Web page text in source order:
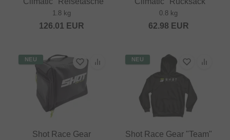
1.8 kg
126.01 EUR
0.8 kg
62.98 EUR
NEU
Shot Race Gear
NEU
Shot Race Gear "Team"